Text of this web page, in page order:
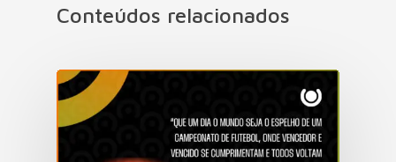
Conteúdos relacionados